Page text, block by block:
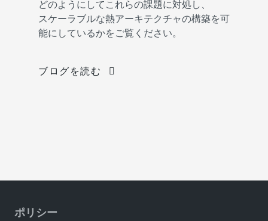
どのようにしてこれらの課題に対処し、
スケーラブルな熱アーキテクチャの構築を可
能にしているかをご覧ください。
ブログを読む
ポリシー